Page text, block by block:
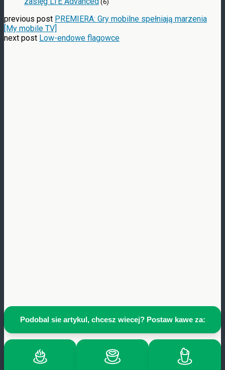
(6)
previous post PREMIERA: Gry mobilne spełniają marzenia
[My mobile TV]
next post Low-endowe flagowce
Podobal sie artykul, chcesz wiecej? Postaw kawe za: